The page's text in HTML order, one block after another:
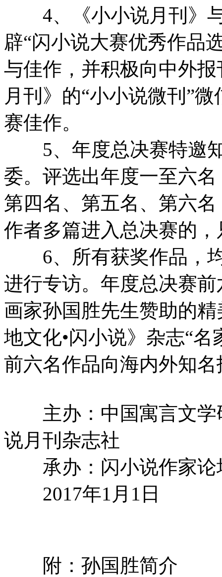
4、《小小说月刊》与
辟“闪小说大赛优秀作品
与佳作，并积极向中外
月刊》的“小小说微刊”
赛佳作。
5、年度总决赛特邀知
委。评选出年度一至六
第四名、第五名、第六
作者多篇进入总决赛的
6、所有获奖作品，均
进行专访。年度总决赛
画家孙国胜先生赞助的
地文化•闪小说》杂志“
前六名作品向海内外知
主办：中国寓言文学
说月刊杂志社
承办：闪小说作家论
2017年1月1日
附：孙国胜简介